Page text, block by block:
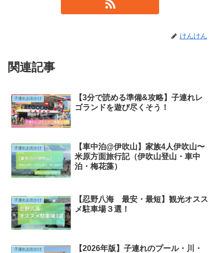
けんけん
関連記事
子連れお出かけ
【3分で読める準備&攻略】子連れレ
ゴランドを遊び尽くそう！
子連れお出かけ
【車中泊@伊吹山】家族4人伊吹山〜
米原方面旅行記（伊吹山登山・車中
泊・梅花藻）
子連れお出かけ
【忍野八海 最安・最短】観光オスス
メ駐車場３選！
子連れお出かけ
【2026年版】子連れのプール・川・